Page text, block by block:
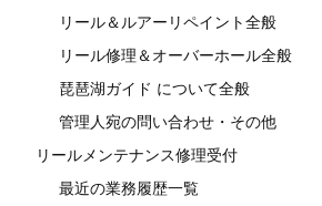
リール＆ルアーリペイント全般
リール修理＆オーバーホール全般
琵琶湖ガイド について全般
管理人宛の問い合わせ・その他
リールメンテナンス修理受付
最近の業務履歴一覧